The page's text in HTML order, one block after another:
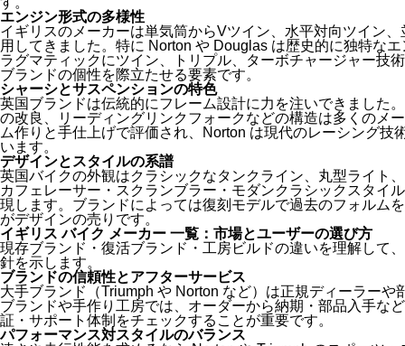
エンジン形式の多様性
イギリスのメーカーは単気筒からVツイン、水平対向ツイン
用してきました。特に Norton や Douglas は歴史的に独特な
ラグマティックにツイン、トリプル、ターボチャージャー技
ブランドの個性を際立たせる要素です。
シャーシとサスペンションの特色
英国ブランドは伝統的にフレーム設計に力を注いできました
の改良、リーディングリンクフォークなどの構造は多くのメ
ム作りと手仕上げで評価され、Norton は現代のレーシング技
います。
デザインとスタイルの系譜
英国バイクの外観はクラシックなタンクライン、丸型ライト
カフェレーサー・スクランブラー・モダンクラシックスタイ
現します。ブランドによっては復刻モデルで過去のフォルム
がデザインの売りです。
イギリス バイク メーカー 一覧：市場とユーザーの選び方
現存ブランド・復活ブランド・工房ビルドの違いを理解して
針を示します。
ブランドの信頼性とアフターサービス
大手ブランド（Triumph や Norton など）は正規ディーラー
ブランドや手作り工房では、オーダーから納期・部品入手な
証・サポート体制をチェックすることが重要です。
パフォーマンス対スタイルのバランス